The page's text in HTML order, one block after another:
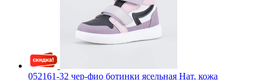
052161-32 чер-фио ботинки ясельная Нат. кожа